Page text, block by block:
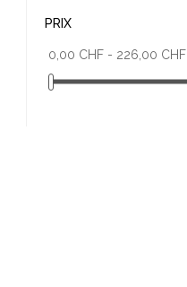
PRIX
0,00 CHF - 226,00 CHF